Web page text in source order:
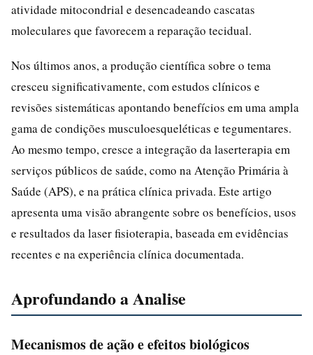
atividade mitocondrial e desencadeando cascatas
moleculares que favorecem a reparação tecidual.
Nos últimos anos, a produção científica sobre o tema
cresceu significativamente, com estudos clínicos e
revisões sistemáticas apontando benefícios em uma ampla
gama de condições musculoesqueléticas e tegumentares.
Ao mesmo tempo, cresce a integração da laserterapia em
serviços públicos de saúde, como na Atenção Primária à
Saúde (APS), e na prática clínica privada. Este artigo
apresenta uma visão abrangente sobre os benefícios, usos
e resultados da laser fisioterapia, baseada em evidências
recentes e na experiência clínica documentada.
Aprofundando a Analise
Mecanismos de ação e efeitos biológicos